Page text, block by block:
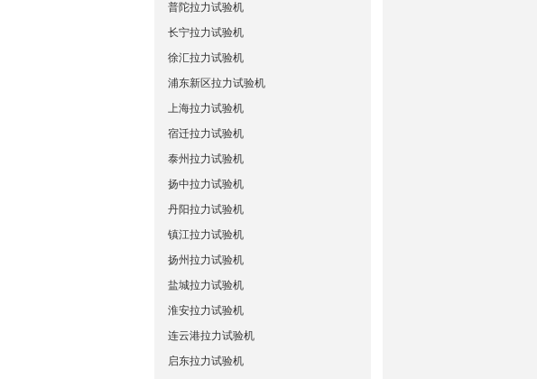
普陀拉力试验机
长宁拉力试验机
徐汇拉力试验机
浦东新区拉力试验机
上海拉力试验机
宿迁拉力试验机
泰州拉力试验机
扬中拉力试验机
丹阳拉力试验机
镇江拉力试验机
扬州拉力试验机
盐城拉力试验机
淮安拉力试验机
连云港拉力试验机
启东拉力试验机